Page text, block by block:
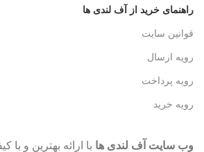
راهنمای خرید از آف لندی ها
قوانین سایت
رویه ارسال
رویه پرداخت
رویه خرید
وب سایت آف لندی ها با ارائه بهترین و